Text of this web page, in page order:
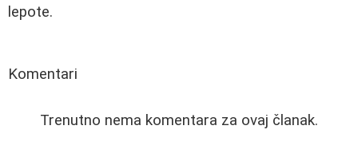
lepote.
Komentari
Trenutno nema komentara za ovaj članak.